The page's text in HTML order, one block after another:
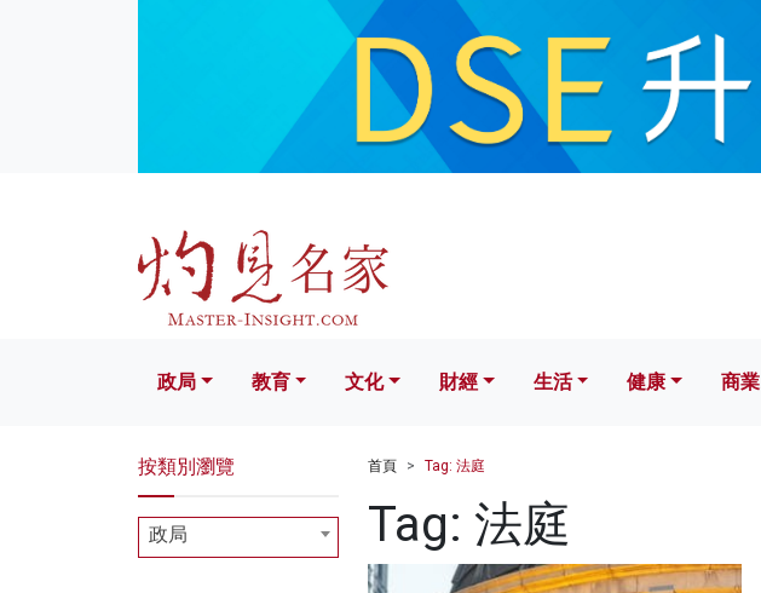
文化 財經 生活 健康
政局 教育 文化 財經 生活 健康 商業
首頁 Tag: 法庭
Tag: 法庭
按類別瀏覽
政局